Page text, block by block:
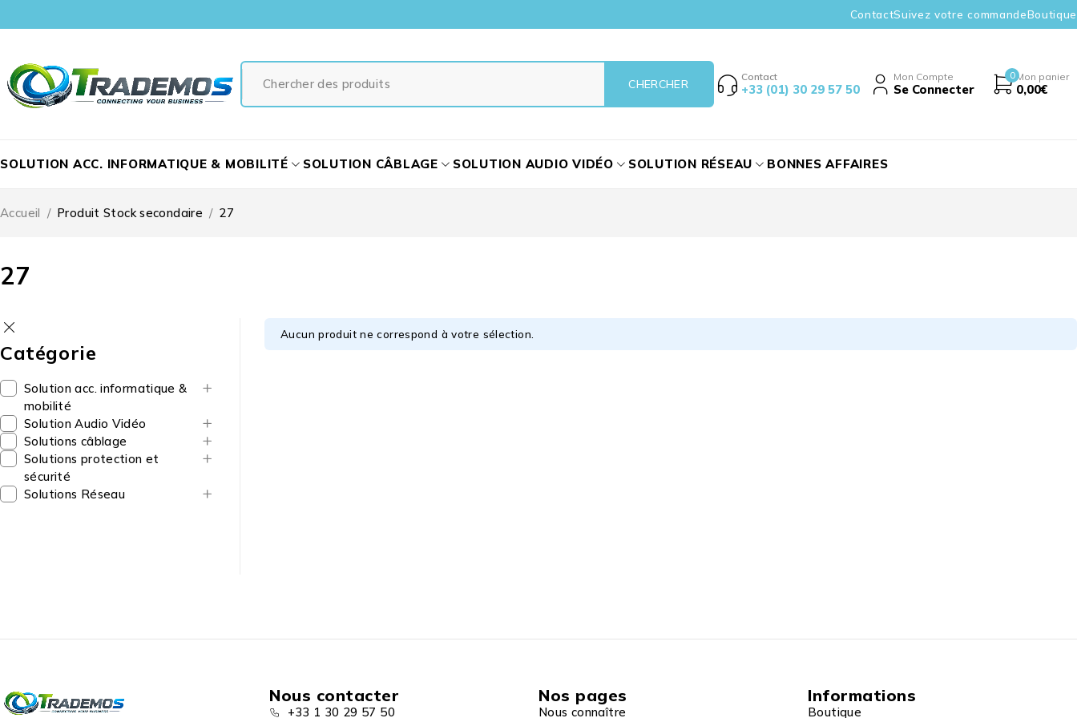
ContactSuivez votre commandeBoutique
Contact
+33 (01) 30 29 57 50
Mon Compte
Se Connecter
0 Mon panier
0,00€
SOLUTION ACC. INFORMATIQUE & MOBILITÉ SOLUTION CÂBLAGE SOLUTION AUDIO VIDÉO SOLUTION RÉSEAU BONNES AFFAIRES
27
Accueil / Produit Stock secondaire / 27
Catégorie
Solution acc. informatique &
mobilité
Solution Audio Vidéo
Solutions câblage
Solutions protection et
sécurité
Solutions Réseau
Aucun produit ne correspond à votre sélection.
Nous contacter
+33 1 30 29 57 50
Nos pages
Nous connaître
Informations
Boutique